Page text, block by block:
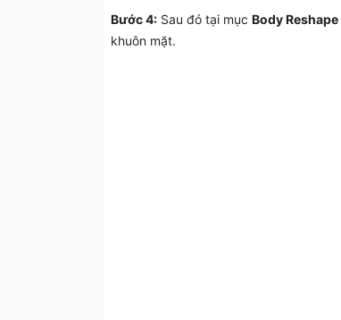
Bước 4: Sau đó tại mụcBody Reshape
khuôn mặt.